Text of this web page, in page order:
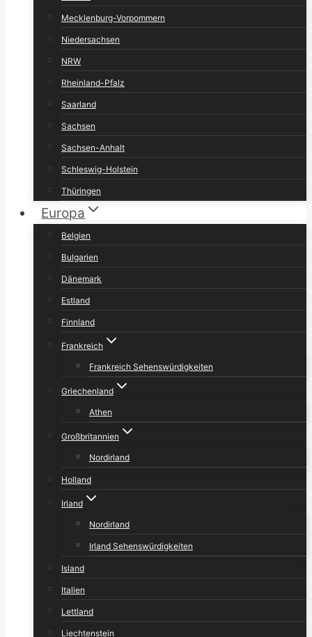
Mecklenburg-Vorpommern
Niedersachsen
NRW
Rheinland-Pfalz
Saarland
Sachsen
Sachsen-Anhalt
Schleswig-Holstein
Thüringen
Europa
Belgien
Bulgarien
Dänemark
Estland
Finnland
Frankreich
Frankreich Sehenswürdigkeiten
Griechenland
Athen
Großbritannien
Nordirland
Holland
Irland
Nordirland
Irland Sehenswürdigkeiten
Island
Italien
Lettland
Liechtenstein